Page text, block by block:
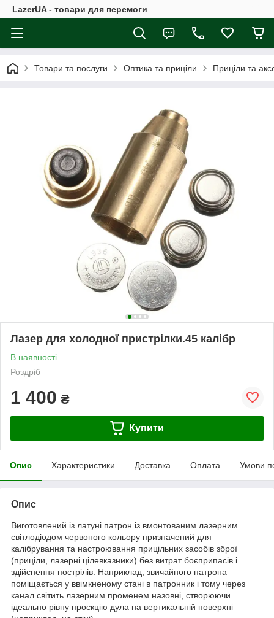
LazerUA - товари для перемоги
Товари та послуги Оптика та приціли Приціли та
Лазер для холодної пристрілки.45 калібр
В наявності
Роздріб
1 400 ₴
Купити
Опис Характеристики Доставка Оплата Умови
Опис
Виготовлений із латуні патрон із вмонтованим лазерним
світлодіодом червоного кольору призначений для
калібрування та настроювання прицільних засобів зброї
(приціли, лазерні цілевказники) без витрат боєприпасів і
здійснення пострілів. Наприклад, звичайного патрона
поміщається у ввімкненому стані в патронник і тому через
канал світить лазерним променем назовні, створюючи
ідеально рівну проєкцію дула на вертикальній поверхні